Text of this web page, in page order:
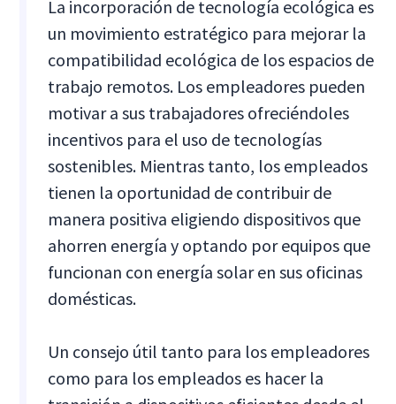
La incorporación de tecnología ecológica es
un movimiento estratégico para mejorar la
compatibilidad ecológica de los espacios de
trabajo remotos. Los empleadores pueden
motivar a sus trabajadores ofreciéndoles
incentivos para el uso de tecnologías
sostenibles. Mientras tanto, los empleados
tienen la oportunidad de contribuir de
manera positiva eligiendo dispositivos que
ahorren energía y optando por equipos que
funcionan con energía solar en sus oficinas
domésticas.
Un consejo útil tanto para los empleadores
como para los empleados es hacer la